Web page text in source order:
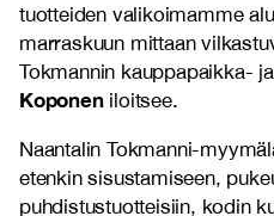
tuotteiden valikoimamme
marraskuun mittaan
Tokmannin kauppapaikka-
Koponeniloitsee.
Naantalin Tokmanni-
etenkin sisustamiseen,
puhdistustuotteisiin, kodin